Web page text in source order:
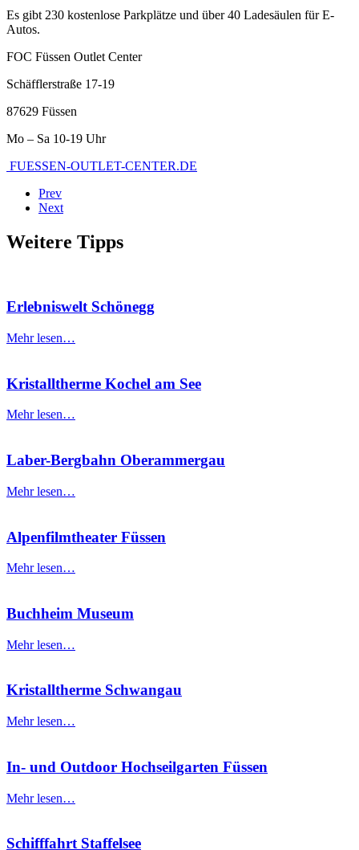
Es gibt 230 kostenlose Parkplätze und über 40 Ladesäulen für E-
Autos.
FOC Füssen Outlet Center
Schäfflerstraße 17-19
87629 Füssen
Mo – Sa 10-19 Uhr
FUESSEN-OUTLET-CENTER.DE
Prev
Next
Weitere Tipps
Erlebniswelt Schönegg
Mehr lesen…
Kristalltherme Kochel am See
Mehr lesen…
Laber-Bergbahn Oberammergau
Mehr lesen…
Alpenfilmtheater Füssen
Mehr lesen…
Buchheim Museum
Mehr lesen…
Kristalltherme Schwangau
Mehr lesen…
In- und Outdoor Hochseilgarten Füssen
Mehr lesen…
Schifffahrt Staffelsee